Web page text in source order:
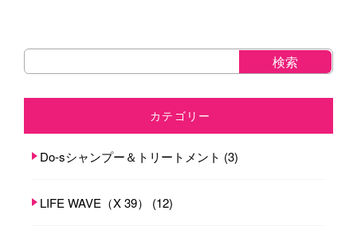
カテゴリー
Do-sシャンプー＆トリートメント (3)
LIFE WAVE（X 39） (12)